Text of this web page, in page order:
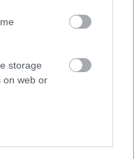
storage
on web or
storage
or app.